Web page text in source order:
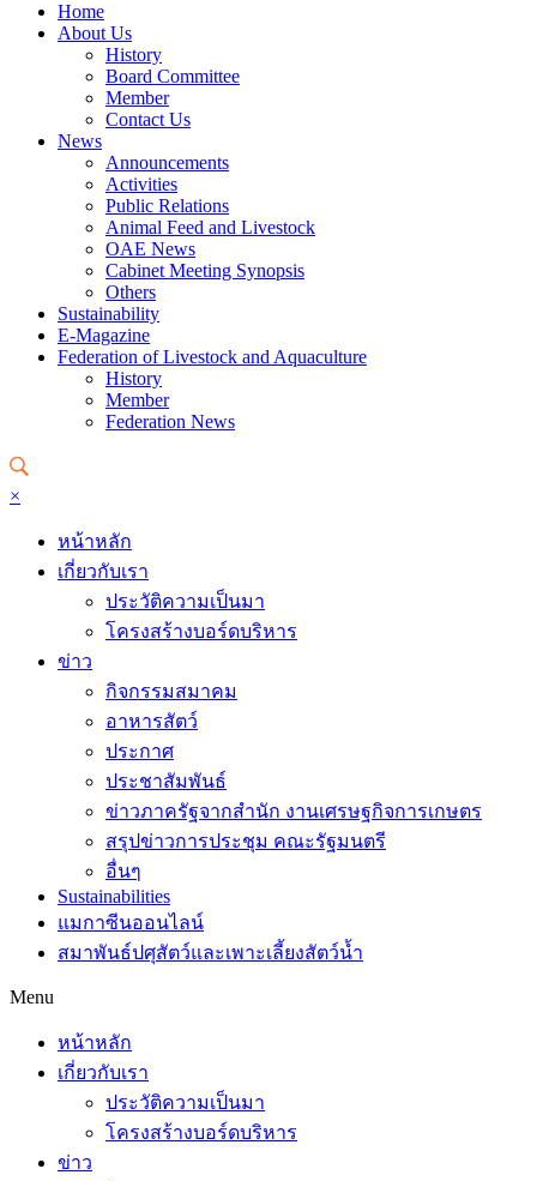
Home
About Us
History
Board Committee
Member
Contact Us
News
Announcements
Activities
Public Relations
Animal Feed and Livestock
OAE News
Cabinet Meeting Synopsis
Others
Sustainability
E-Magazine
Federation of Livestock and Aquaculture
History
Member
Federation News
×
หน้าหลัก
เกี่ยวกับเรา
ประวัติความเป็นมา
โครงสร้างบอร์ดบริหาร
ข่าว
กิจกรรมสมาคม
อาหารสัตว์
ประกาศ
ประชาสัมพันธ์
ข่าวภาครัฐจากสำนัก งานเศรษฐกิจการเกษตร
สรุปข่าวการประชุม คณะรัฐมนตรี
อื่นๆ
Sustainabilities
แมกาซีนออนไลน์
สมาพันธ์ปศุสัตว์และเพาะเลี้ยงสัตว์น้ำ
Menu
หน้าหลัก
เกี่ยวกับเรา
ประวัติความเป็นมา
โครงสร้างบอร์ดบริหาร
ข่าว